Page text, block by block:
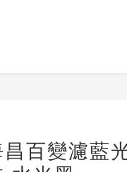
昌百變濾藍